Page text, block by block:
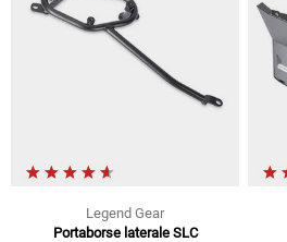
Legend Gear
Portaborse laterale SLC